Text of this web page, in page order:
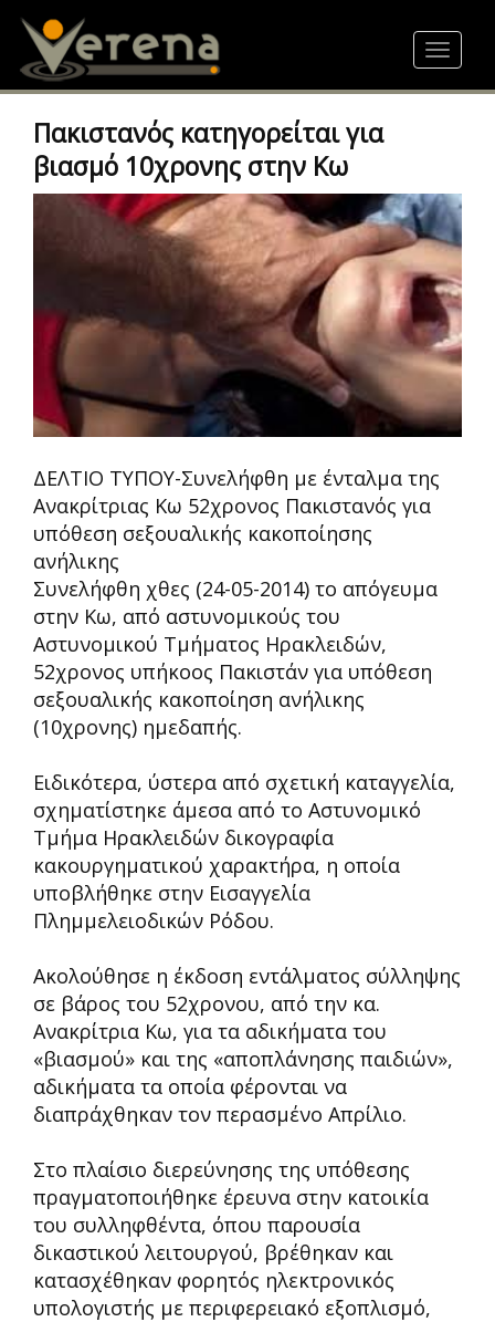
content
Toggle
Πακιστανός κατηγορείται για
βιασμό 10χρονης στην Κω
ΔΕΛΤΙΟ ΤΥΠΟΥ-Συνελήφθη με ένταλμα της
Ανακρίτριας Κω 52χρονος Πακιστανός για
υπόθεση σεξουαλικής κακοποίησης
ανήλικης
Συνελήφθη χθες (24-05-2014) το απόγευμα
στην Κω, από αστυνομικούς του
Αστυνομικού Τμήματος Ηρακλειδών,
52χρονος υπήκοος Πακιστάν για υπόθεση
σεξουαλικής κακοποίηση ανήλικης
(10χρονης) ημεδαπής.
Ειδικότερα, ύστερα από σχετική καταγγελία,
σχηματίστηκε άμεσα από το Αστυνομικό
Τμήμα Ηρακλειδών δικογραφία
κακουργηματικού χαρακτήρα, η οποία
υποβλήθηκε στην Εισαγγελία
Πλημμελειοδικών Ρόδου.
Ακολούθησε η έκδοση εντάλματος σύλληψης
σε βάρος του 52χρονου, από την κα.
Ανακρίτρια Κω, για τα αδικήματα του
«βιασμού» και της «αποπλάνησης παιδιών»,
αδικήματα τα οποία φέρονται να
διαπράχθηκαν τον περασμένο Απρίλιο.
Στο πλαίσιο διερεύνησης της υπόθεσης
πραγματοποιήθηκε έρευνα στην κατοικία
του συλληφθέντα, όπου παρουσία
δικαστικού λειτουργού, βρέθηκαν και
κατασχέθηκαν φορητός ηλεκτρονικός
υπολογιστής με περιφερειακό εξοπλισμό,